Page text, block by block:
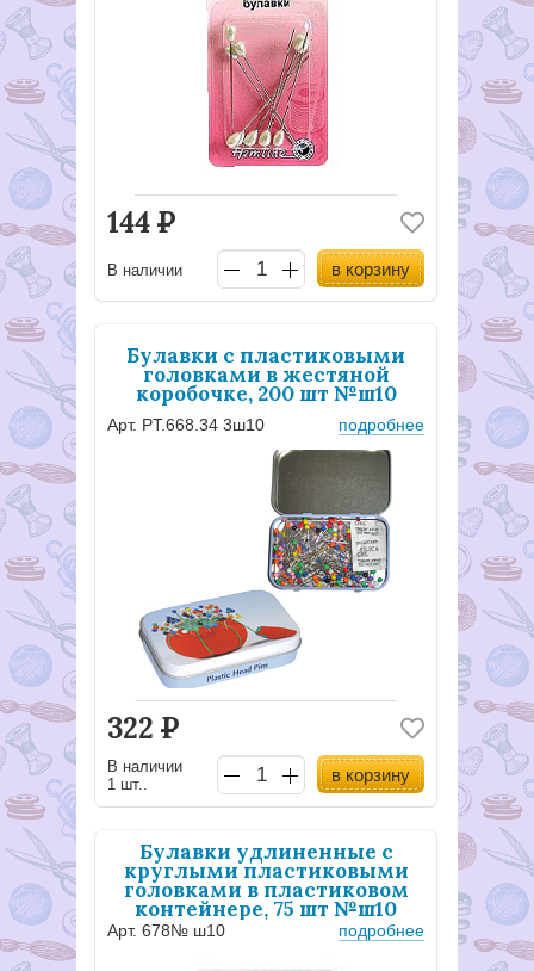
144Р
В наличии в корзину
Булавки с пластиковыми
головками в жестяной
коробочке, 200 шт №ш10
Арт. PT.668.34 3ш10 подробнее
322 Р
В наличии
1 шт..
в корзину
Булавки удлиненные с
круглыми пластиковыми
головками в пластиковом
контейнере, 75 шт №ш10
Арт. 678№ ш10 подробнее